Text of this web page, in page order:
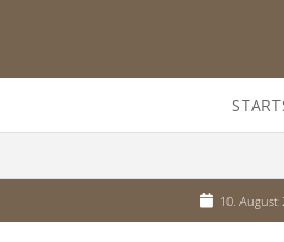
10. August